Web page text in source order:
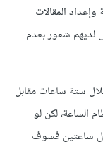
المقالات
لديهم شعور بعدم
ستة ساعات مقابل
تقريبًا 20 دولار بنظام الساعة، لكن لو
ساعتين فسوف